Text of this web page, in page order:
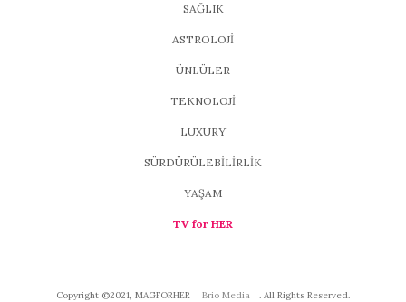
SAĞLIK
ASTROLOJİ
ÜNLÜLER
TEKNOLOJİ
LUXURY
SÜRDÜRÜLEBİLİRLİK
YAŞAM
TV for HER
Copyright ©2021, MAGFORHER Brio Media . All Rights Reserved.